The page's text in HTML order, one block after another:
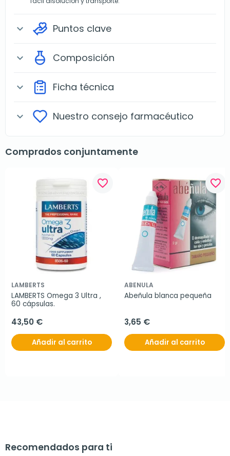
expand_more Puntos clave
expand_more Composición
expand_more Ficha técnica
expand_more Nuestro consejo farmacéutico
Comprados conjuntamente
favorite_border
LAMBERTS
LAMBERTS Omega 3 Ultra ,
60 cápsulas.
43,50 €
Añadir al carrito
favorite_border
ABENULA
Abeñula blanca pequeña
3,65 €
Añadir al carrito
Recomendados para ti